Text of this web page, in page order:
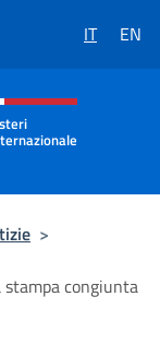
IT EN
menù
>
congiunta